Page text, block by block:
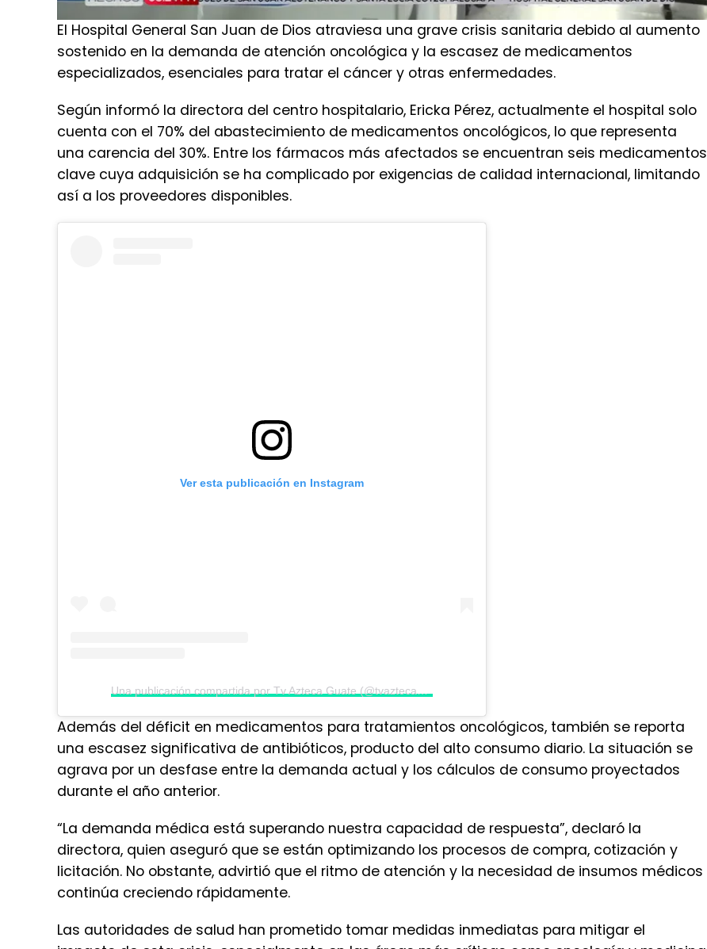
El Hospital General San Juan de Dios atraviesa una grave crisis sanitaria debido al aumento
sostenido en la demanda de atención oncológica y la escasez de medicamentos
especializados, esenciales para tratar el cáncer y otras enfermedades.
Según informó la directora del centro hospitalario, Ericka Pérez, actualmente el hospital solo
cuenta con el 70% del abastecimiento de medicamentos oncológicos, lo que representa
una carencia del 30%. Entre los fármacos más afectados se encuentran seis medicamentos
clave cuya adquisición se ha complicado por exigencias de calidad internacional, limitando
así a los proveedores disponibles.
Ver esta publicación en Instagram
Además del déficit en medicamentos para tratamientos oncológicos, también se reporta
una escasez significativa de antibióticos, producto del alto consumo diario. La situación se
agrava por un desfase entre la demanda actual y los cálculos de consumo proyectados
durante el año anterior.
“La demanda médica está superando nuestra capacidad de respuesta”, declaró la
directora, quien aseguró que se están optimizando los procesos de compra, cotización y
licitación. No obstante, advirtió que el ritmo de atención y la necesidad de insumos médicos
continúa creciendo rápidamente.
Las autoridades de salud han prometido tomar medidas inmediatas para mitigar el